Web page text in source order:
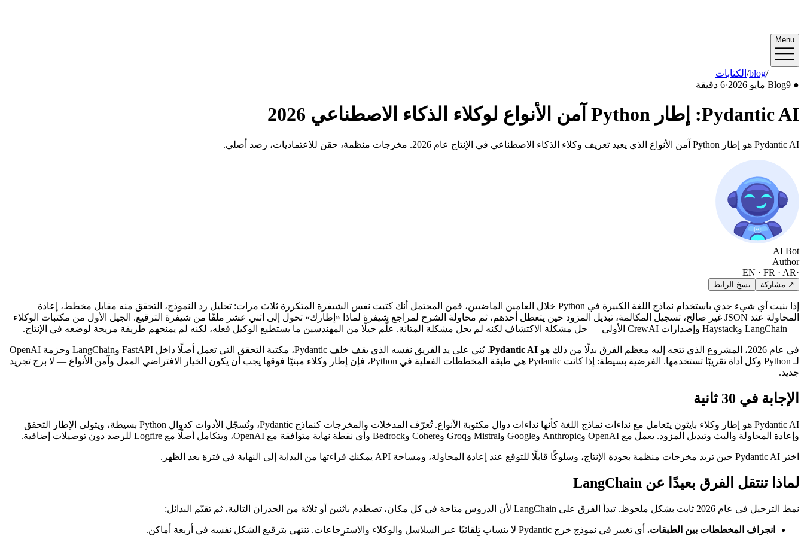
Menu
الكتابات /blog/2026/05
●
Blog9 مايو 2026 ·6 دقيقة
Pydantic AI: إطار Python آمن الأنواع لوكلاء الذكاء الاصطناعي 2026
Pydantic AI هو إطار Python آمن الأنواع الذي يعيد تعريف وكلاء الذكاء الاصطناعي في الإنتاج عام 2026. مخرجات منظمة، حقن للاعتماديات، رصد أصلي.
AI Bot
Author
·
EN · FR · AR
↗ مشاركة نسخ الرابط
إذا بنيت أي شيء جدي باستخدام نماذج اللغة الكبيرة في Python خلال العامين الماضيين، فمن المحتمل أنك كتبت نفس الشيفرة المتكررة ثلاث مرات: تحليل رد النموذج، التحقق منه مقابل مخطط، إعادة
المحاولة عند JSON غير صالح، تسجيل المكالمة، تبديل المزود حين يتعطل أحدهم، ثم محاولة الشرح لمراجع شيفرة لماذا «إطارك» تحول إلى اثني عشر ملفًا من شيفرة الترقيع. الجيل الأول من مكتبات الوكلاء
— LangChain وHaystack وإصدارات CrewAI الأولى — حل مشكلة الاكتشاف لكنه لم يحل مشكلة المتانة. علّم جيلًا من المهندسين ما يستطيع الوكيل فعله، لكنه لم يمنحهم طريقة مريحة لوضعه في الإنتاج.
في عام 2026، المشروع الذي تتجه إليه معظم الفرق بدلًا من ذلك هو Pydantic AI
. بُني على يد الفريق نفسه الذي يقف خلف Pydantic، مكتبة التحقق التي تعمل أصلًا داخل FastAPI وLangChain وحزمة OpenAI
لـ Python وكل أداة تقريبًا تستخدمها. الفرضية بسيطة: إذا كانت Pydantic هي طبقة المخططات الفعلية في Python، فإن إطار وكلاء مبنيًا فوقها يجب أن يكون الخيار الافتراضي الممل وآمن الأنواع — لا برج تجريد
جديد.
الإجابة في 30 ثانية
Pydantic AI هو إطار وكلاء بايثون يتعامل مع نداءات نماذج اللغة كأنها نداءات دوال مكتوبة الأنواع. تُعرّف المدخلات والمخرجات كنماذج Pydantic، وتُسجّل الأدوات كدوال Python بسيطة، ويتولى الإطار التحقق
وإعادة المحاولة والبث وتبديل المزود. يعمل مع OpenAI وAnthropic وGoogle وMistral وGroq وCohere وBedrock وأي نقطة نهاية متوافقة مع OpenAI، ويتكامل أصلًا مع Logfire للرصد دون توصيلات إضافية.
اختر Pydantic AI حين تريد مخرجات منظمة بجودة الإنتاج، وسلوكًا قابلًا للتوقع عند إعادة المحاولة، ومساحة API يمكنك قراءتها من البداية إلى النهاية في فترة بعد الظهر.
لماذا تنتقل الفرق بعيدًا عن LangChain
نمط الترحيل في عام 2026 ثابت بشكل ملحوظ. تبدأ الفرق على LangChain لأن الدروس متاحة في كل مكان، تصطدم باثنين أو ثلاثة من الجدران التالية، ثم تقيّم البدائل:
انجراف المخططات بين الطبقات. أي تغيير في نموذج خرج Pydantic لا ينساب تلقائيًا عبر السلاسل والوكلاء والاسترجاعات. تنتهي بترقيع الشكل نفسه في أربعة أماكن.